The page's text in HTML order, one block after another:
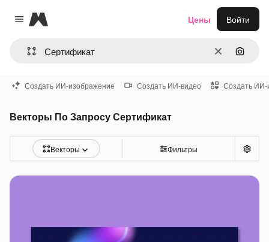
Close menu
Magnific
ОчиститьПоиск
Цены Войти
Создать ИИ-изображение Создать ИИ-видео Создать ИИ-
Векторы По Запросу Сертификат
Векторы Фильтры